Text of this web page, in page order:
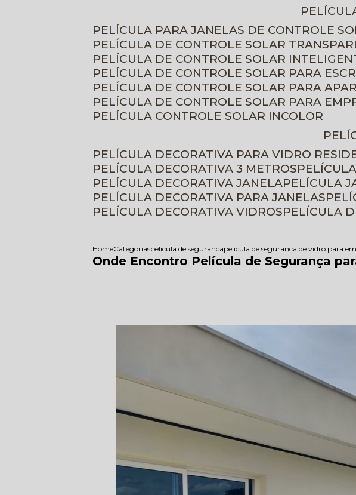
PELÍCULA PARA JANELAS DE CONTROLE
PELÍCULA DE CONTROLE SOLAR
PELÍCULA DE CONTROLE SOLAR
PELÍCULA DE CONTROLE SOLAR PARA
PELÍCULA DE CONTROLE SOLAR PARA
PELÍCULA DE CONTROLE SOLAR PARA
PELÍCULA CONTROLE SOLAR INCOLOR
PELÍCULA DECORATIVA PARA VIDRO
PELÍCULA DECORATIVA 3 METROS
PELÍCULA DECORATIVA JANELA
PELÍCULA
PELÍCULA DECORATIVA PARA JANELAS
PELÍCULA DECORATIVA VIDROS
PELÍCULA
HomeCategoriaspelicula de segurancapelicula de seguranca de vidro para
Onde Encontro Película de Segurança